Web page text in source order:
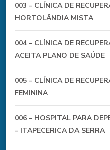
003 – CLÍNICA DE
HORTOLÂNDIA MISTA
004 – CLÍNICA DE
ACEITA PLANO DE SAÚDE
005 – CLÍNICA DE
FEMININA
006 – HOSPITAL PARA
– ITAPECERICA DA SERRA